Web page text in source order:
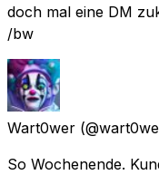
doch mal eine DM
/bw
Wart0wer
So Wochenende.